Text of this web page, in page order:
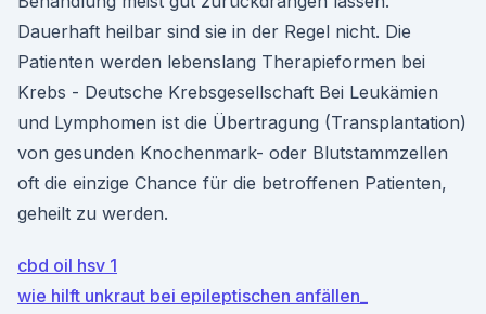
Dauerhaft heilbar sind sie in der Regel nicht. Die
Patienten werden lebenslang Therapieformen bei
Krebs - Deutsche Krebsgesellschaft Bei Leukämien
und Lymphomen ist die Übertragung (Transplantation)
von gesunden Knochenmark- oder Blutstammzellen
oft die einzige Chance für die betroffenen Patienten,
geheilt zu werden.
cbd oil hsv 1
wie hilft unkraut bei epileptischen anfällen_